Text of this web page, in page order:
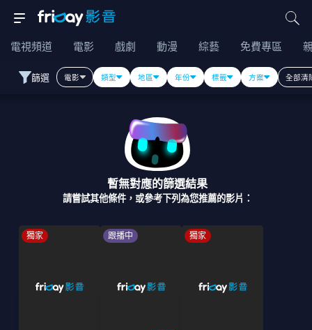
電視頻道 電影 戲劇 動漫 綜藝 免費專區
篩選 電影 類型 地區 年份 標籤 方案 全部清
暫無對應的篩選結果
請嘗試其他條件，或參考下列為您推薦的影片：
獨家 跟播中 獨家